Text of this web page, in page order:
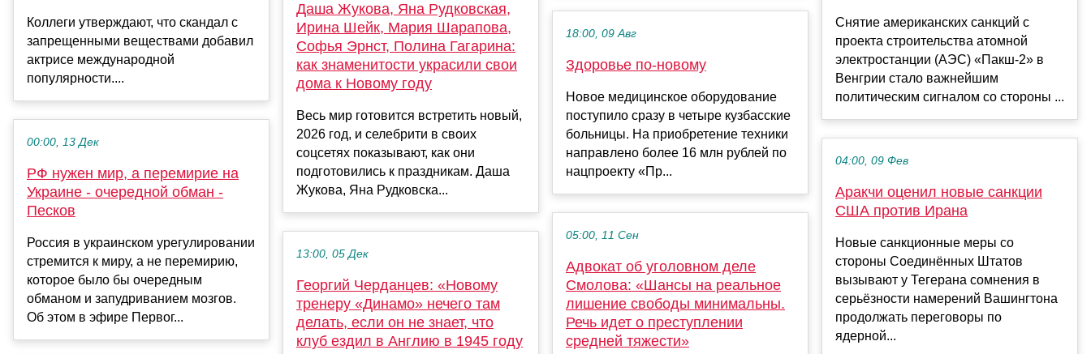
Коллеги утверждают, что скандал с
запрещенными веществами добавил
актрисе международной
популярности....
00:00, 13 Дек
РФ нужен мир, а перемирие на
Украине - очередной обман -
Песков
Россия в украинском урегулировании
стремится к миру, а не перемирию,
которое было бы очередным
обманом и запудриванием мозгов.
Об этом в эфире Первог...
Даша Жукова, Яна Рудковская,
Ирина Шейк, Мария Шарапова,
Софья Эрнст, Полина Гагарина:
как знаменитости украсили свои
дома к Новому году
Весь мир готовится встретить новый,
2026 год, и селебрити в своих
соцсетях показывают, как они
подготовились к праздникам. Даша
Жукова, Яна Рудковска...
13:00, 05 Дек
Георгий Черданцев: «Новому
тренеру «Динамо» нечего там
делать, если он не знает, что
клуб ездил в Англию в 1945 году
18:00, 09 Авг
Здоровье по-новому
Новое медицинское оборудование
поступило сразу в четыре кузбасские
больницы. На приобретение техники
направлено более 16 млн рублей по
нацпроекту «Пр...
05:00, 11 Сен
Адвокат об уголовном деле
Смолова: «Шансы на реальное
лишение свободы минимальны.
Речь идет о преступлении
средней тяжести»
Снятие американских санкций с
проекта строительства атомной
электростанции (АЭС) «Пакш-2» в
Венгрии стало важнейшим
политическим сигналом со стороны ...
04:00, 09 Фев
Аракчи оценил новые санкции
США против Ирана
Новые санкционные меры со
стороны Соединённых Штатов
вызывают у Тегерана сомнения в
серьёзности намерений Вашингтона
продолжать переговоры по
ядерной...